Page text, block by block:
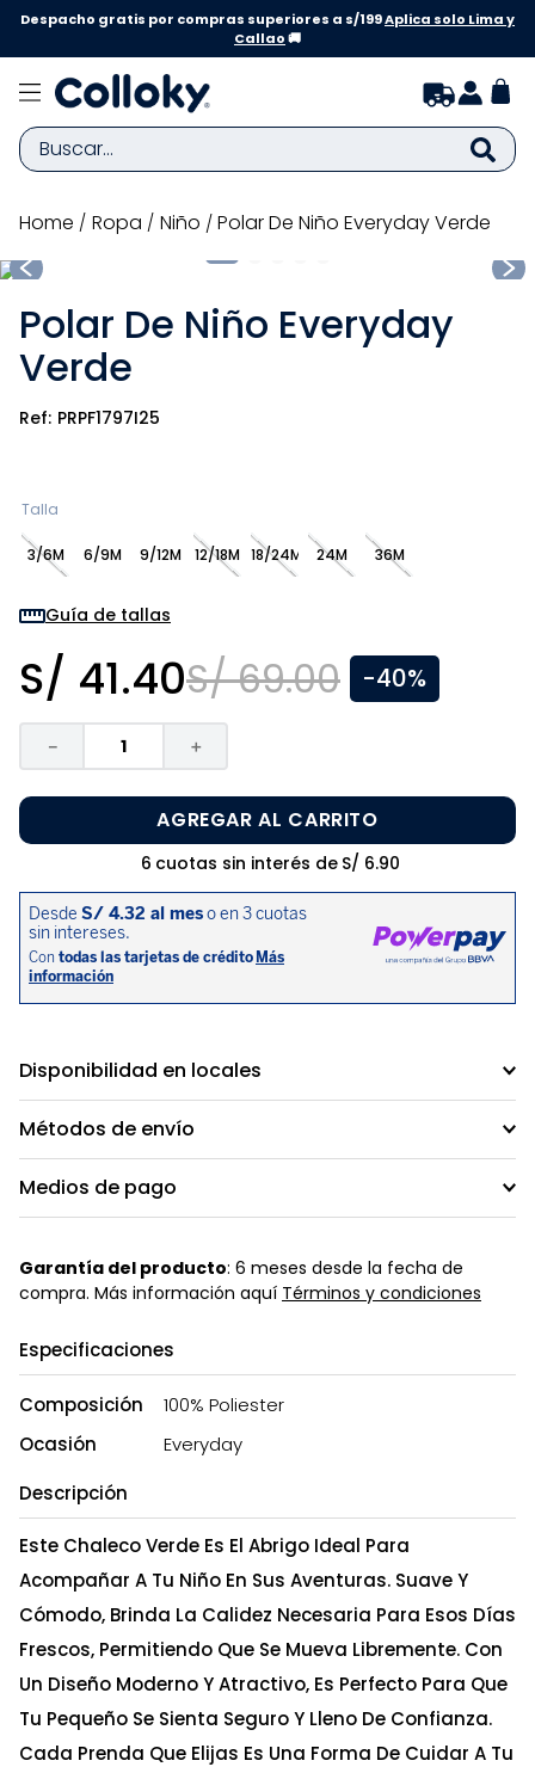
Despacho gratis por compras superiores a s/199Aplica solo Lima y
Callao🚚
Buscar...
ropa niño Polar De Niño Everyday Verde
Polar De Niño Everyday
Verde
PRPF1797I25
Talla
3/6M 6/9M 9/12M 12/18M 18/24M 24M 36M
Guía de tallas
S/ 41.40S/ 69.00 -40%
＋
－
AGREGAR AL CARRITO
6 cuotas sin interés de S/ 6.90
Disponibilidad en locales
Métodos de envío
Medios de pago
Garantía del producto: 6 meses desde la fecha de
compra. Más información aquí Términos y condiciones
Especificaciones
Composición
100% Poliester
Ocasión
Everyday
Descripción
Este Chaleco Verde Es El Abrigo Ideal Para
Acompañar A Tu Niño En Sus Aventuras. Suave Y
Cómodo, Brinda La Calidez Necesaria Para Esos Días
Frescos, Permitiendo Que Se Mueva Libremente. Con
Un Diseño Moderno Y Atractivo, Es Perfecto Para Que
Tu Pequeño Se Sienta Seguro Y Lleno De Confianza.
Cada Prenda Que Elijas Es Una Forma De Cuidar A Tu
TÉRMINOS MÁS BUSCADOS
1.
3
medias
4.
sandalias
5.
sandalias niña
7.
8.
zapatos niña